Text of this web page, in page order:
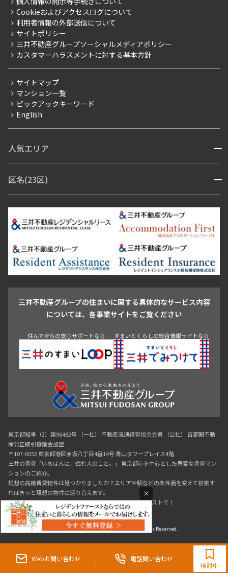
Webお問い合わせ 電話問い合わせ
0120-321-719
9:30~18:00（水曜定休）
検討中
新築
当社限定（港区・渋谷区）
当社限定（港区・渋谷区以外）
三井不動産企画
賃料改定
フリーレント
ペット可
ブランドマンション
よくあるご質問
社宅紹介
【仲介会社様向け】当社仲介事業部取り扱い物件入居申込
採用情報
ニュースリリース
お問い合わせ
Cookieおよびアクセスログについて
利用者情報の外部送信について
サイトポリシー
三井不動産グループソーシャルメディアポリシー
カスタマーハラスメントに対する基本方針
サイトマップ
マンション一覧
ピックアックキーワード
English
人気エリア 開閉
青山・表参道・原宿
市ヶ谷・神楽坂・飯田橋
三田・芝・浜松町
芝浦・汐留・品川
月島・勝どき・豊洲
本郷・春日・小石川
目白・高田馬場・早稲田
池尻大橋・三軒茶屋
祐天寺・学芸大学・自由が丘
駒沢・用賀・二子玉川
成城・砧
池袋・板橋・王子
青山 渋谷 東京・大手町 新宿 品川
目黒・中目黒
区名(23区) 開閉
江東区 台東区 墨田区
中野区
豊島区
杉並区 板橋区 練馬区 荒川区
足立区
葛飾区
江戸川区
三井不動産グループの住まいに関する具体的なサービス内容
については、各事業サイトをご覧ください
住んでからの安心サポートなら すまいとくらしの総合情報サイトなら
東京都知事（3）第96482号 （一社） 不動産流通経営協会会員 （公社） 首都圏不動
産公正取引協議会加盟
〒107-0052 東京都港区赤坂八丁目4番14号 青山タワープレイス4階
三井の賃貸「いちばんに、住む人のこと。」 東京都心を中心とした豊富な賃貸マン
ションのご紹介。
理想の高級賃貸物件は見つかりましたか？エリアや駅などの条件面を変えて検索す
ればきっと理想の物件に巡り合えます。
都心の高級賃貸物件探しは[三井の賃貸]レジデントファーストで！
Copyright © RESIDENT FIRST Co.,Ltd. All Rights Reserved.
×